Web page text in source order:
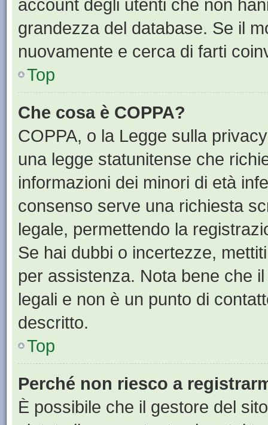
account degli utenti che non
grandezza del database. Se il
nuovamente e cerca di farti
Top
Che cosa è COPPA?
COPPA, o la Legge sulla
una legge statunitense che
informazioni dei minori di età
consenso serve una richiesta
legale, permettendo la
Se hai dubbi o incertezze,
per assistenza. Nota bene che
legali e non è un punto di
descritto.
Top
Perché non riesco a
È possibile che il gestore del